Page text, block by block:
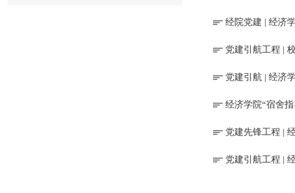
经院党建 | 经济
党建引航工程 |
党建引航 | 经济
经济学院“宿舍
党建先锋工程 |
党建引航工程 |